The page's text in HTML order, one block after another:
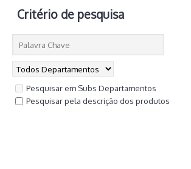
Critério de pesquisa
Pesquisar em Subs Departamentos
Pesquisar pela descrição dos produtos